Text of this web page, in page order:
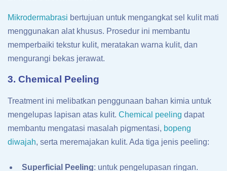
Mikrodermabrasi bertujuan untuk mengangkat sel kulit mati
menggunakan alat khusus. Prosedur ini membantu
memperbaiki tekstur kulit, meratakan warna kulit, dan
mengurangi bekas jerawat.
3. Chemical Peeling
Treatment ini melibatkan penggunaan bahan kimia untuk
mengelupas lapisan atas kulit. Chemical peeling dapat
membantu mengatasi masalah pigmentasi, bopeng
diwajah, serta meremajakan kulit. Ada tiga jenis peeling:
Superficial Peeling: untuk pengelupasan ringan.